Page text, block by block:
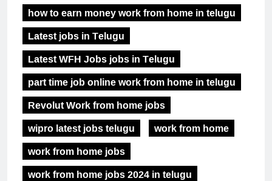
how to earn money work from home in telugu
Latest jobs in Telugu
Latest WFH Jobs jobs in Telugu
part time job online work from home in telugu
Revolut Work from home jobs
wipro latest jobs telugu
work from home
work from home jobs
work from home jobs 2024 in telugu